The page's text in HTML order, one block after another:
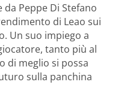
Peppe Di Stefano
di Leao sui
Un suo impiego a
tanto più al
di meglio si possa
sulla panchina